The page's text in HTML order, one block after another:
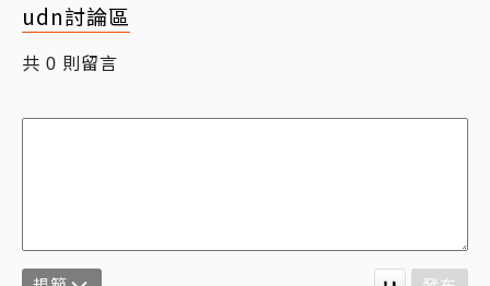
udn討論區
共 0 則留言